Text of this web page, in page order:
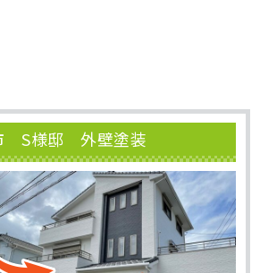
S様邸 外壁塗装